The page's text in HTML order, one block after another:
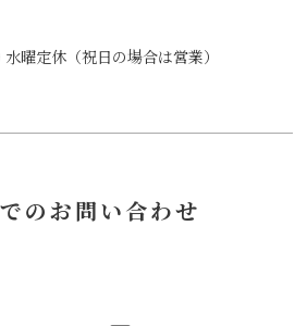
曜定休（祝日の場合は営業）
のお問い合わせ